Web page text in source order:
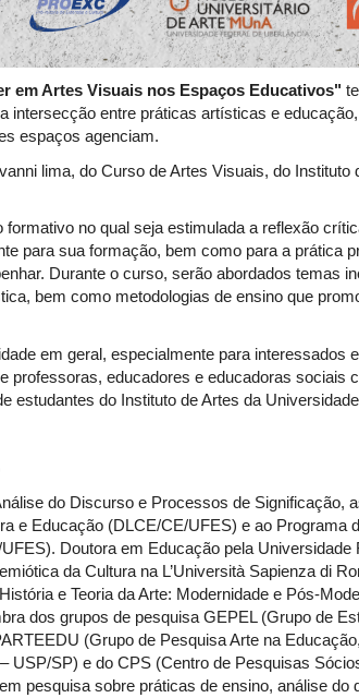
em Artes Visuais nos Espaços Educativos"
intersecção entre práticas artísticas e
espaços agenciam.
lima, do Curso de Artes Visuais, do Instituto
no qual seja estimulada a reflexão
para sua formação, bem como para a prática
Durante o curso, serão abordados temas
bem como metodologias de ensino que
em geral, especialmente para interessados
professoras, educadores e educadoras sociais
estudantes do Instituto de Artes da
do Discurso e Processos de Significação,
e Educação (DLCE/CE/UFES) e ao Programa
Doutora em Educação pela Universidade
da Cultura na L’Università Sapienza di
e Teoria da Arte: Modernidade e Pós-
dos grupos de pesquisa GEPEL (Grupo de
(Grupo de Pesquisa Arte na
USP/SP) e do CPS (Centro de Pesquisas
pesquisa sobre práticas de ensino, análise do